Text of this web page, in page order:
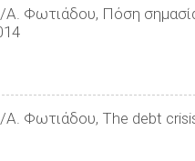
Α. Φωτιάδου, Πόση
Α. Φωτιάδου, The debt